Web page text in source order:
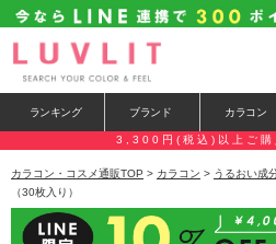
ランキング ブランド カラコン
3,300円(税込)以上ご購
カラコン・コスメ通販TOP > カラコン > うるおい成
（30枚入り）